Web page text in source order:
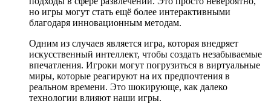
но игры могут стать ещё более интерактивными
благодаря инновационным методам.
Одним из случаев является игра, которая внедряет
искусственный интеллект, чтобы создать незабываемые
впечатления. Игроки могут погрузиться в виртуальные
миры, которые реагируют на их предпочтения в
реальном времени. Это шокирующе, как далеко
технологии влияют наши игры.